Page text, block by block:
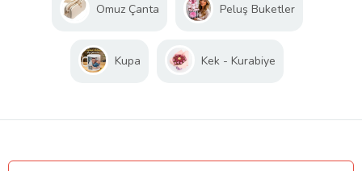
Omuz Çanta Peluş Buketler
Kupa Kek - Kurabiye